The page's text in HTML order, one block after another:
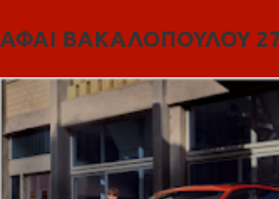
ΑΦΑΙ ΒΑΚΑΛΟΠΟΥΛΟΥ